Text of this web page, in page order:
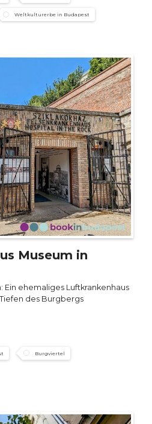
Weltkulturerbe in Budapest
Museum in
Ein ehemaliges Luftkrankenhaus
des Burgbergs
Burgviertel